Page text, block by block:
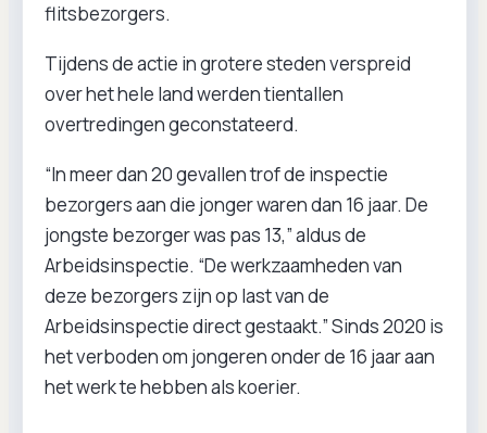
flitsbezorgers.
Tijdens de actie in grotere steden verspreid
over het hele land werden tientallen
overtredingen geconstateerd.
“In meer dan 20 gevallen trof de inspectie
bezorgers aan die jonger waren dan 16 jaar. De
jongste bezorger was pas 13,” aldus de
Arbeidsinspectie. “De werkzaamheden van
deze bezorgers zijn op last van de
Arbeidsinspectie direct gestaakt.” Sinds 2020 is
het verboden om jongeren onder de 16 jaar aan
het werk te hebben als koerier.